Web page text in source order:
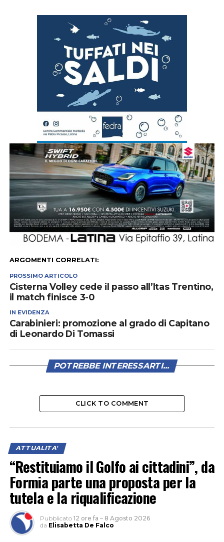
ARGOMENTI CORRELATI:
PROSSIMO ARTICOLO
Cisterna Volley cede il passo all’Itas Trentino,
il match finisce 3-0
IN EVIDENZA
Carabinieri: promozione al grado di Capitano
di Leonardo Di Tomassi
POTREBBE INTERESSARTI...
CLICK TO COMMENT
ATTUALITA'
“Restituiamo il Golfo ai cittadini”, da
Formia parte una proposta per la
tutela e la riqualificazione
Pubblicato 12 ore fa – 8 Agosto 2026
da Elisabetta De Falco